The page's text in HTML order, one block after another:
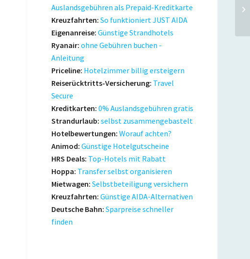
Auslandsgebühren als Prepaid-Kreditkarte
Kreuzfahrten: So funktioniert JUST AIDA
Eigenanreise: Günstige Strandhotels
Ryanair: ohne Gebühren buchen -
Anleitung
Priceline: Hotelzimmer billig ersteigern
Reiserücktritts-Versicherung: Travel
Secure
Kreditkarten: 0% Auslandsgebühren gratis
Strandurlaub: selbst zusammengebastelt
Hotelbewertungen: Worauf achten?
Animod: Günstige Hotelgutscheine
HRS Deals: Top-Hotels mit Rabatt
Hoppa: Transfer selbst organisieren
Mietwagen: Selbstbeteiligung versichern
Kreuzfahrten: Günstige AIDA-Alternativen
Deutsche Bahn: Sparpreise schneller
finden